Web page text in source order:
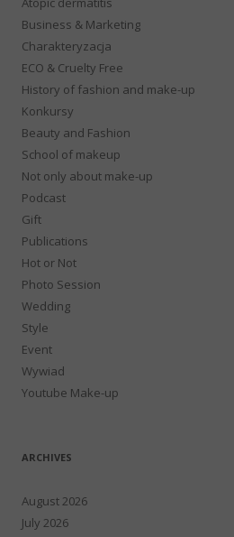
Business & Marketing
Charakteryzacja
ECO & Cruelty Free
History of fashion and make-up
Konkursy
Beauty and Fashion
School of makeup
Not only about make-up
Podcast
Gift
Publications
Hot or Not
Photo Session
Wedding
Style
Event
Wywiad
Youtube Make-up
ARCHIVES
August 2026
July 2026